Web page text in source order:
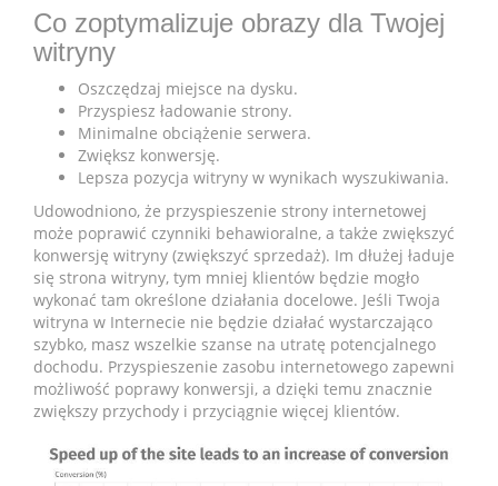
Co zoptymalizuje obrazy dla Twojej
witryny
Oszczędzaj miejsce na dysku.
Przyspiesz ładowanie strony.
Minimalne obciążenie serwera.
Zwiększ konwersję.
Lepsza pozycja witryny w wynikach wyszukiwania.
Udowodniono, że przyspieszenie strony internetowej
może poprawić czynniki behawioralne, a także zwiększyć
konwersję witryny (zwiększyć sprzedaż). Im dłużej ładuje
się strona witryny, tym mniej klientów będzie mogło
wykonać tam określone działania docelowe. Jeśli Twoja
witryna w Internecie nie będzie działać wystarczająco
szybko, masz wszelkie szanse na utratę potencjalnego
dochodu. Przyspieszenie zasobu internetowego zapewni
możliwość poprawy konwersji, a dzięki temu znacznie
zwiększy przychody i przyciągnie więcej klientów.